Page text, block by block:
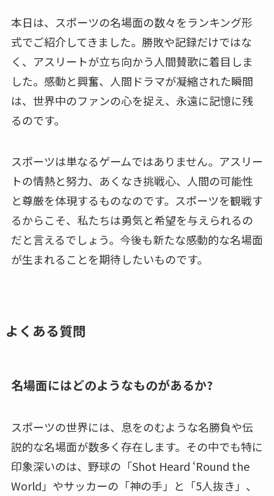
本日は、スポーツの名場面の数々をランキング形
式でご紹介してきました。勝敗や記録だけではな
く、アスリートが立ち向かう人間賛歌に着目しま
した。感動と興奮、人間ドラマが凝縮された瞬間
は、世界中のファンの心を捉え、永遠に記憶に残
るのです。
スポーツは単なるゲームではありません。アスリー
トの情熱と努力、あくなき挑戦心、人間の可能性
と尊厳を体現するものなのです。スポーツを観戦す
るからこそ、私たちは勇気と希望を与えられるの
だと言えるでしょう。今後も新たな感動的な名場面
が生まれることを期待したいものです。
よくある質問
名場面にはどのようなものがあるか?
スポーツの世界には、息をのむような名勝負や伝
説的な名場面が数多く存在します。その中でも特に
印象深いのは、野球の「Shot Heard ‘Round the
World」やサッカーの「神の手」と「5人抜き」、